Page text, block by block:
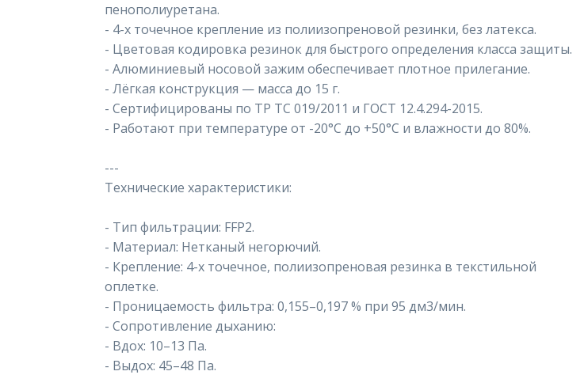
пенополиуретана.
- 4-х точечное крепление из полиизопреновой резинки, без латекса.
- Цветовая кодировка резинок для быстрого определения класса защиты.
- Алюминиевый носовой зажим обеспечивает плотное прилегание.
- Лёгкая конструкция — масса до 15 г.
- Сертифицированы по ТР ТС 019/2011 и ГОСТ 12.4.294-2015.
- Работают при температуре от -20°C до +50°C и влажности до 80%.
---
Технические характеристики:
- Тип фильтрации: FFP2.
- Материал: Нетканый негорючий.
- Крепление: 4-х точечное, полиизопреновая резинка в текстильной
оплетке.
- Проницаемость фильтра: 0,155–0,197 % при 95 дм3/мин.
- Сопротивление дыханию:
- Вдох: 10–13 Па.
- Выдох: 45–48 Па.